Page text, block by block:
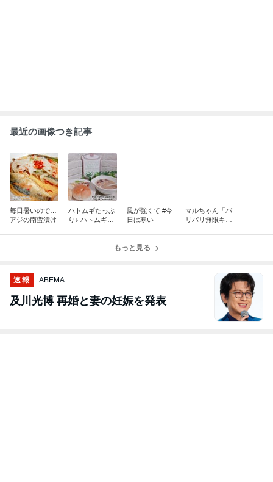
最近の画像つき記事
毎日暑いので…
アジの南蛮漬け
ハトムギたっぷ
り♪ ハトムギご
風が強くて #今
日は寒い
マルちゃん「パ
リパリ無限キャ
もっと見る
速報 ABEMA
及川光博 再婚と妻の妊娠を発表